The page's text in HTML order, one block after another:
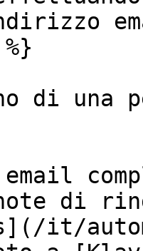
di una
di
it/